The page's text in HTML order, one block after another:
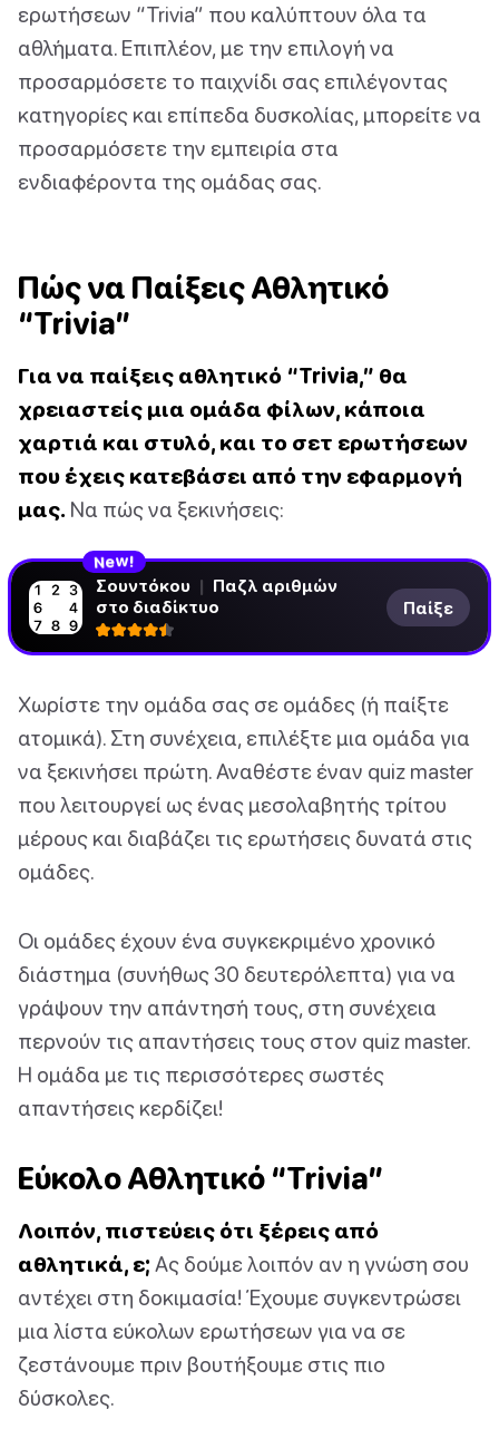
ερωτήσεων “Trivia” που καλύπτουν όλα τα
αθλήματα. Επιπλέον, με την επιλογή να
προσαρμόσετε το παιχνίδι σας επιλέγοντας
κατηγορίες και επίπεδα δυσκολίας, μπορείτε να
προσαρμόσετε την εμπειρία στα
ενδιαφέροντα της ομάδας σας.
Πώς να Παίξεις Αθλητικό
“Trivia”
Για να παίξεις αθλητικό “Trivia,” θα
χρειαστείς μια ομάδα φίλων, κάποια
χαρτιά και στυλό, και το σετ ερωτήσεων
που έχεις κατεβάσει από την εφαρμογή
μας. Να πώς να ξεκινήσεις:
New!
Σουντόκου | Παζλ αριθμών
στο διαδίκτυο
Παίξε
Χωρίστε την ομάδα σας σε ομάδες (ή παίξτε
ατομικά). Στη συνέχεια, επιλέξτε μια ομάδα για
να ξεκινήσει πρώτη. Αναθέστε έναν quiz master
που λειτουργεί ως ένας μεσολαβητής τρίτου
μέρους και διαβάζει τις ερωτήσεις δυνατά στις
ομάδες.
Οι ομάδες έχουν ένα συγκεκριμένο χρονικό
διάστημα (συνήθως 30 δευτερόλεπτα) για να
γράψουν την απάντησή τους, στη συνέχεια
περνούν τις απαντήσεις τους στον quiz master.
Η ομάδα με τις περισσότερες σωστές
απαντήσεις κερδίζει!
Εύκολο Αθλητικό “Trivia”
Λοιπόν, πιστεύεις ότι ξέρεις από
αθλητικά, ε; Ας δούμε λοιπόν αν η γνώση σου
αντέχει στη δοκιμασία! Έχουμε συγκεντρώσει
μια λίστα εύκολων ερωτήσεων για να σε
ζεστάνουμε πριν βουτήξουμε στις πιο
δύσκολες.